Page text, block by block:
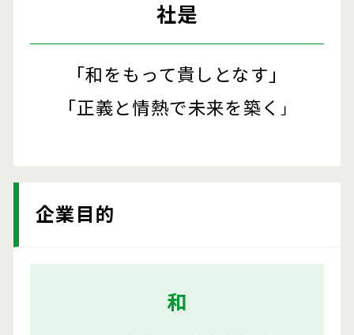
社是
「和をもって貴しとなす」
「正義と情熱で未来を築く 」
企業目的
和